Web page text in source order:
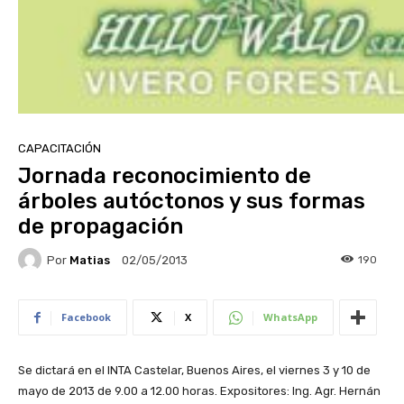
CAPACITACIÓN
Jornada reconocimiento de
árboles autóctonos y sus formas
de propagación
Por Matias 02/05/2013 190
Facebook X WhatsApp
Se dictará en el INTA Castelar, Buenos Aires, el viernes 3 y 10 de
mayo de 2013 de 9.00 a 12.00 horas. Expositores: Ing. Agr. Hernán